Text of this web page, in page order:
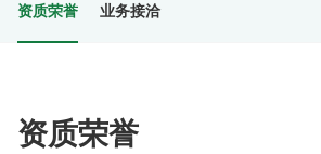
资质荣誉 业务接洽
资质荣誉